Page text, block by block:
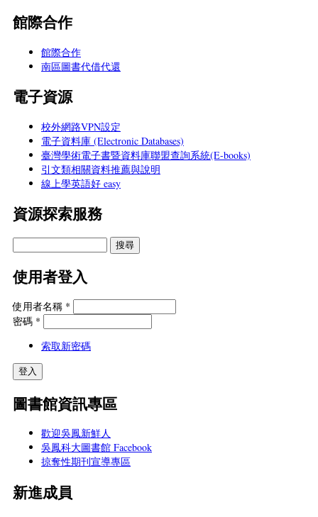
館際合作
館際合作
南區圖書代借代還
電子資源
校外網路VPN設定
電子資料庫 (Electronic Databases)
臺灣學術電子書暨資料庫聯盟查詢系統(E-books)
引文類相關資料推薦與說明
線上學英語好 easy
資源探索服務
使用者登入
使用者名稱 *
密碼 *
索取新密碼
圖書館資訊專區
歡迎吳鳳新鮮人
吳鳳科大圖書館 Facebook
掠奪性期刊宣導專區
新進成員